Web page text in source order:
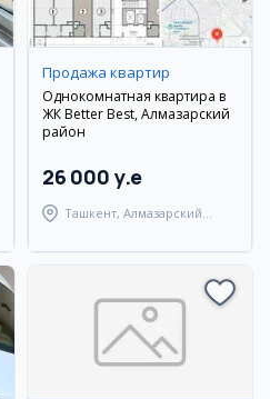
Продажа квартир
Однокомнатная квартира в
ЖК Better Best, Алмазарский
район
26 000 y.e
Ташкент, Алмазарский